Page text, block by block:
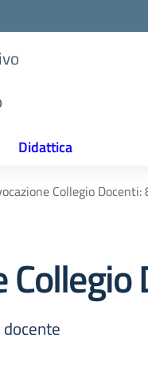
Didattica
Collegio